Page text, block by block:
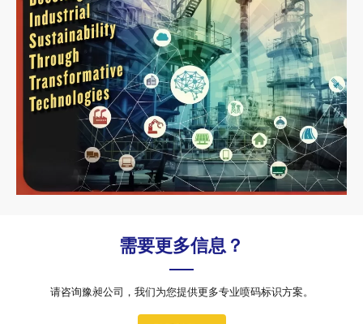
需要更多信息？
请咨询豫昶公司，我们为您提供更多专业喷码标识方案。